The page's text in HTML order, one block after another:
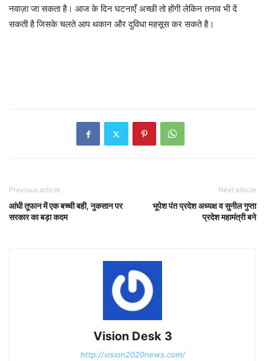
नवाज़ा जा सकता है। आज के दिन घटनाएँ अच्छी तो होंगी लेकिन तनाव भी दें
सकती है जिसके चलते आप थकान और दुविधा महसूस कर सकते है।
Previous article
आंधी तूफान में एक बच्ची बही, नुकसान पर
सरकार का बड़ा कदम
Next article
भूपेश पंत प्रदेश अध्यक्ष व सुनील गुप्ता
प्रदेश महामंत्री बने
Vision Desk 3
http://vision2020news.com/